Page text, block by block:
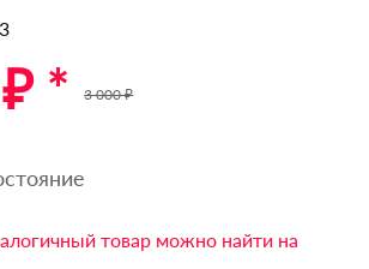
* 3 000 ₽
товар можно найти на